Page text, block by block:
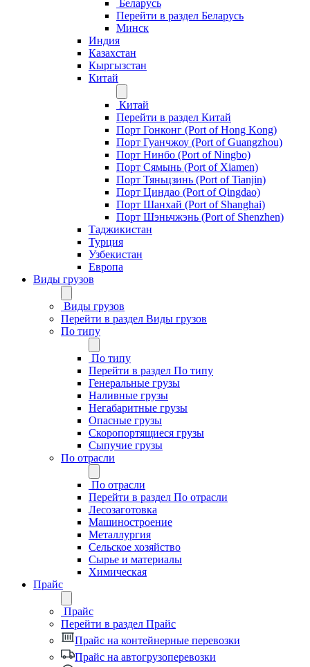
Беларусь
Перейти в раздел Беларусь
Минск
Индия
Казахстан
Кыргызстан
Китай
Китай
Перейти в раздел Китай
Порт Гонконг (Port of Hong Kong)
Порт Гуанчжоу (Port of Guangzhou)
Порт Нинбо (Port of Ningbo)
Порт Сямынь (Port of Xiamen)
Порт Тяньцзинь (Port of Tianjin)
Порт Циндао (Port of Qingdao)
Порт Шанхай (Port of Shanghai)
Порт Шэньчжэнь (Port of Shenzhen)
Таджикистан
Турция
Узбекистан
Европа
Виды грузов
Виды грузов
Перейти в раздел Виды грузов
По типу
По типу
Перейти в раздел По типу
Генеральные грузы
Наливные грузы
Негабаритные грузы
Опасные грузы
Скоропортящиеся грузы
Сыпучие грузы
По отрасли
По отрасли
Перейти в раздел По отрасли
Лесозаготовка
Машиностроение
Металлургия
Сельское хозяйство
Сырье и материалы
Химическая
Прайс
Прайс
Перейти в раздел Прайс
Прайс на контейнерные перевозки
Прайс на автогрузоперевозки